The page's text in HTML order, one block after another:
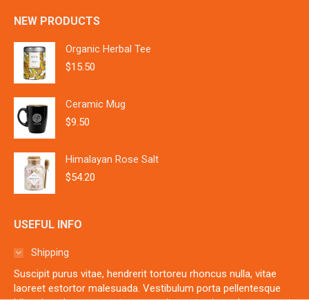
NEW PRODUCTS
Organic Herbal Tee
$15.50
Ceramic Mug
$9.50
Himalayan Rose Salt
$54.20
USEFUL INFO
Shipping
Suscipit purus vitae, hendrerit tortoreu rhoncus nulla, vitae
laoreet estortor malesuada. Vestibulum porta pellentesque